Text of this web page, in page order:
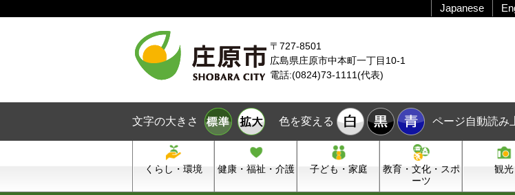
Japanese
〒727-8501
広島県庄原市中本町一丁目10-1
電話:(0824)73-1111(代表)
文字の大きさ 色を変える ページ自動読み
くらし・環境 健康・福祉・介護 子ども・家庭
教育・文化・スポ
ーツ
観光